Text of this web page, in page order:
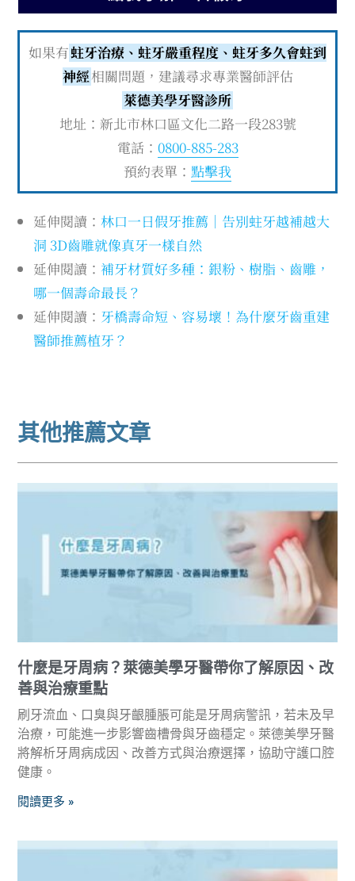
如果有蛀牙治療、蛀牙嚴重程度、蛀牙多久會蛀到
神經相關問題，建議尋求專業醫師評估
萊德美學牙醫診所
地址：新北市林口區文化二路一段283號
電話： 0800-885-283
預約表單： 點擊我
延伸閱讀：林口一日假牙推薦｜告別蛀牙越補越大
洞 3D齒雕就像真牙一樣自然
延伸閱讀： 補牙材質好多種：銀粉、樹脂、齒雕，
哪一個壽命最長？
延伸閱讀： 牙橋壽命短、容易壞！為什麼牙齒重建
醫師推薦植牙？
其他推薦文章
什麼是牙周病？萊德美學牙醫帶你了解原因、改
善與治療重點
刷牙流血、口臭與牙齦腫脹可能是牙周病警訊，若未及早
治療，可能進一步影響齒槽骨與牙齒穩定。萊德美學牙醫
將解析牙周病成因、改善方式與治療選擇，協助守護口腔
健康。
閱讀更多 »